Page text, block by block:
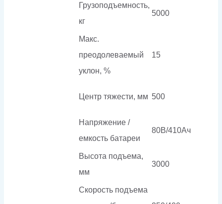
Грузоподъемность,
кг
5000
Макс.
преодолеваемый
уклон, %
15
Центр тяжести, мм 500
Напряжение /
емкость батареи
80В/410Ач
Высота подъема,
мм
3000
Скорость подъема